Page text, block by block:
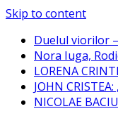
Skip to content
Duelul viorilor
Nora Iuga,
LORENA
JOHN
NICOLAE